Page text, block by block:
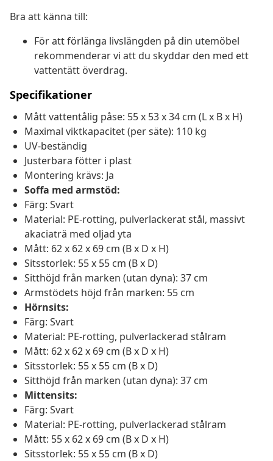
Bra att känna till:
För att förlänga livslängden på din utemöbel
rekommenderar vi att du skyddar den med ett
vattentätt överdrag.
Specifikationer
Mått vattentålig påse: 55 x 53 x 34 cm (L x B x H)
Maximal viktkapacitet (per säte): 110 kg
UV-beständig
Justerbara fötter i plast
Montering krävs: Ja
Soffa med armstöd:
Färg: Svart
Material: PE-rotting, pulverlackerat stål, massivt
akaciaträ med oljad yta
Mått: 62 x 62 x 69 cm (B x D x H)
Sitsstorlek: 55 x 55 cm (B x D)
Sitthöjd från marken (utan dyna): 37 cm
Armstödets höjd från marken: 55 cm
Hörnsits:
Färg: Svart
Material: PE-rotting, pulverlackerad stålram
Mått: 62 x 62 x 69 cm (B x D x H)
Sitsstorlek: 55 x 55 cm (B x D)
Sitthöjd från marken (utan dyna): 37 cm
Mittensits:
Färg: Svart
Material: PE-rotting, pulverlackerad stålram
Mått: 55 x 62 x 69 cm (B x D x H)
Sitsstorlek: 55 x 55 cm (B x D)